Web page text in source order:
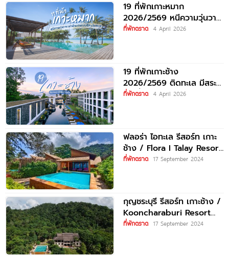
19 ที่พักเกาะหมาก
2026/2569 หนีความวุ่นวาย
มาพักผ่อนแบบชิล ๆ ริมทะเล
ที่พักตราด 4 April 2026
19 ที่พักเกาะช้าง
2026/2569 ติดทะเล มีสระ
ว่ายน้ำ อัปเดตใหม่
ที่พักตราด 4 April 2026
ฟลอร่า ไอทะเล รีสอร์ท เกาะ
ช้าง / Flora​ I Talay​ Resort
Koh
ที่พักตราด 17 September 2024
กุญชระบุรี รีสอร์ท เกาะช้าง /
Kooncharaburi Resort
Koh Chang
ที่พักตราด 17 September 2024